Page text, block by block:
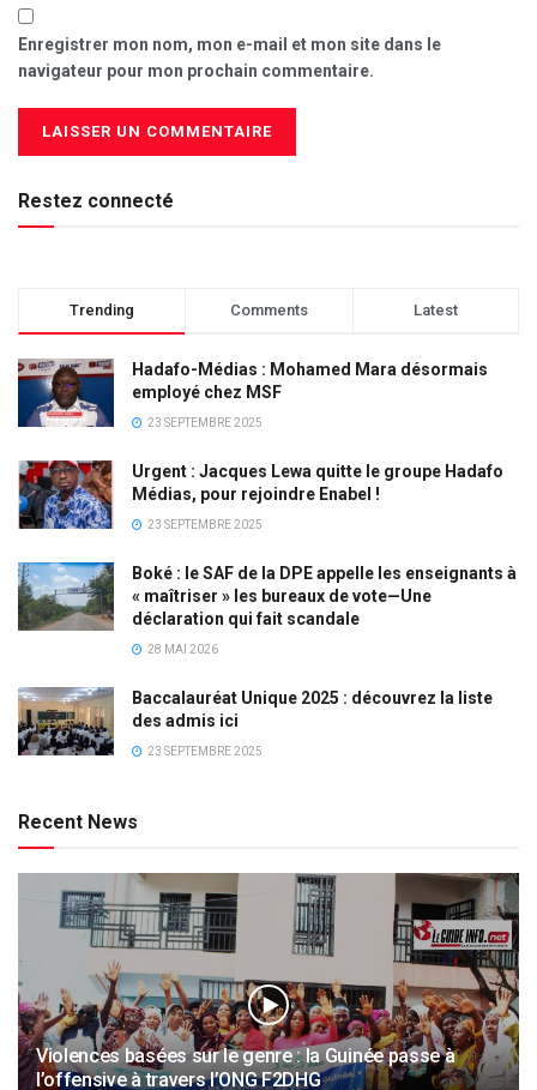
Enregistrer mon nom, mon e-mail et mon site dans le
navigateur pour mon prochain commentaire.
Restez connecté
Trending Comments Latest
Hadafo-Médias : Mohamed Mara désormais
employé chez MSF
23 SEPTEMBRE 2025
Urgent : Jacques Lewa quitte le groupe Hadafo
Médias, pour rejoindre Enabel !
23 SEPTEMBRE 2025
Boké : le SAF de la DPE appelle les enseignants à
« maîtriser » les bureaux de vote—Une
déclaration qui fait scandale
28 MAI 2026
Baccalauréat Unique 2025 : découvrez la liste
des admis ici
23 SEPTEMBRE 2025
Recent News
Violences basées sur le genre : la Guinée passe à
l’offensive à travers l’ONG F2DHG